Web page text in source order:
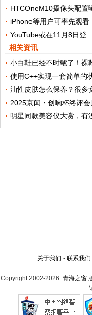
HTCOneM10摄像头配置
iPhone等用户可率先观看
YouTube或在11月8日登
相关资讯
小白鞋已经不时髦了！裸
使用C++实现一套简单的
油性皮肤怎么保养？很多
2025京闻・创响杯终评会
明星同款美容仪大赏，有
关于我们 - 联系我们
Copyright.2002-2026 青海之窗